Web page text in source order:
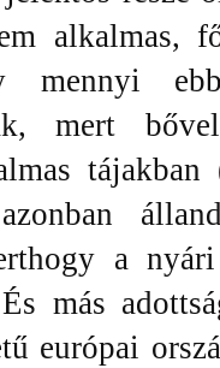
alkalmas,
mennyi
mert
a
más
európai